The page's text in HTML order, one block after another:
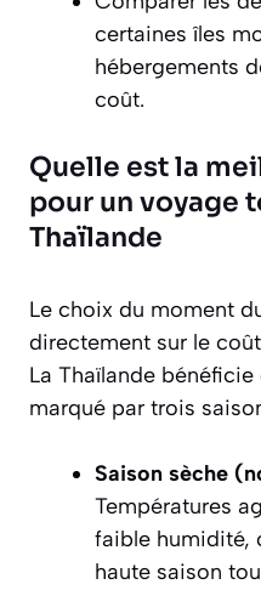
certaines îles
hébergements
coût.
Quelle est la
pour un voyage
Thaïlande
Le choix du moment
directement sur le
La Thaïlande
marqué par trois
Saison sèche
Températures
faible humidité,
haute saison